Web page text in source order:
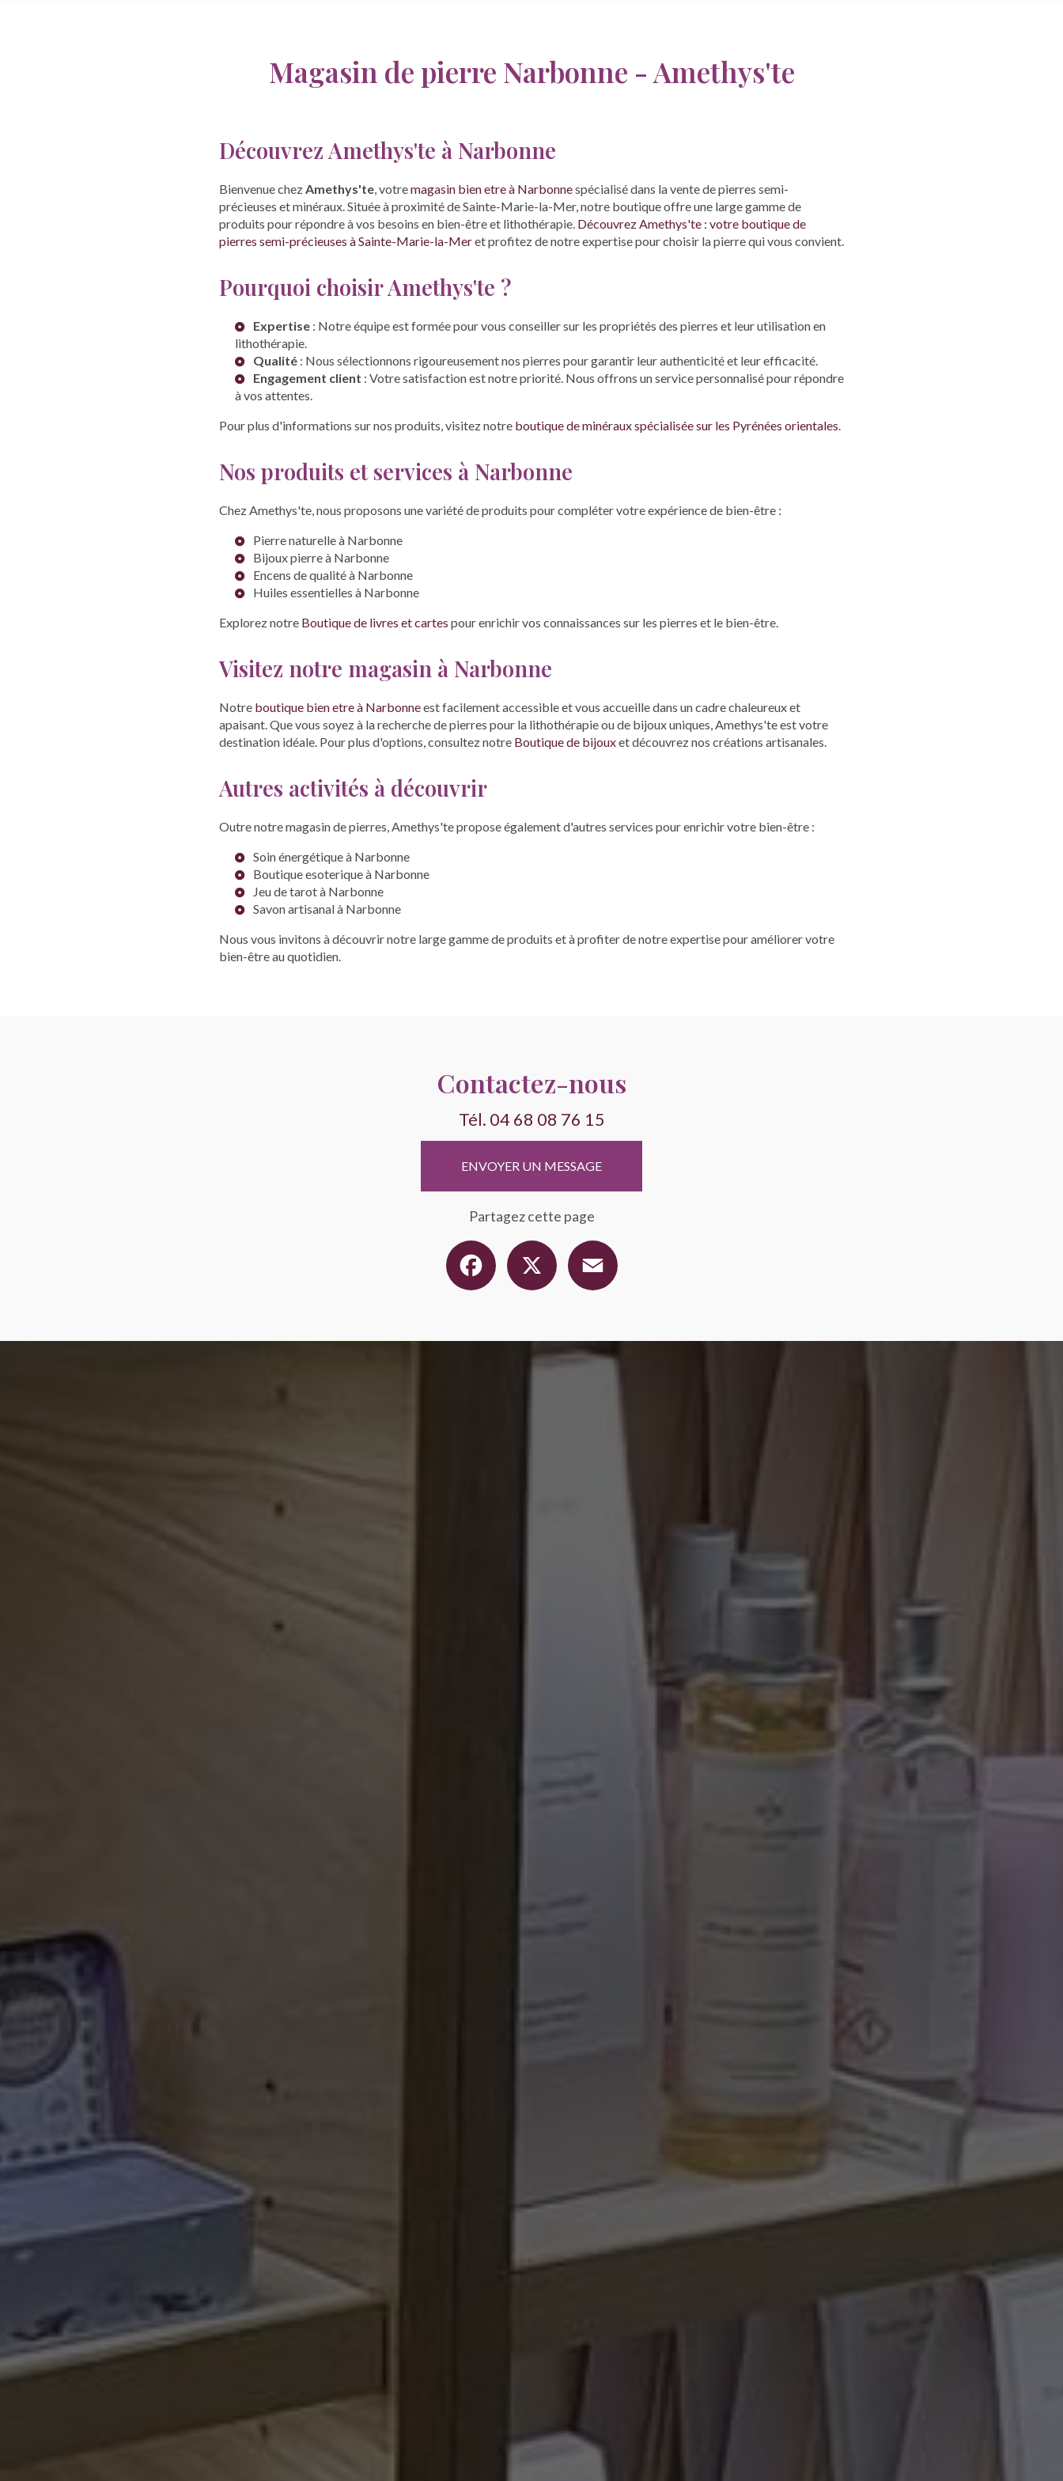
Magasin de pierre Narbonne - Amethys'te
Découvrez Amethys'te à Narbonne
Bienvenue chezAmethys'te, votremagasin bien etre à Narbonnespécialisé dans la vente de pierres semi-
précieuses et minéraux. Située à proximité de Sainte-Marie-la-Mer, notre boutique offre une large gamme de
produits pour répondre à vos besoins en bien-être et lithothérapie. Découvrez Amethys'te : votre boutique de
pierres semi-précieuses à Sainte-Marie-la-Meret profitez de notre expertise pour choisir la pierre qui vous convient.
Pourquoi choisir Amethys'te ?
Expertise : Notre équipe est formée pour vous conseiller sur les propriétés des pierres et leur utilisation en
lithothérapie.
Qualité : Nous sélectionnons rigoureusement nos pierres pour garantir leur authenticité et leur efficacité.
Engagement client : Votre satisfaction est notre priorité. Nous offrons un service personnalisé pour répondre
à vos attentes.
Pour plus d'informations sur nos produits, visitez notre boutique de minéraux spécialisée sur les Pyrénées orientales.
Nos produits et services à Narbonne
Chez Amethys'te, nous proposons une variété de produits pour compléter votre expérience de bien-être :
Pierre naturelle à Narbonne
Bijoux pierre à Narbonne
Encens de qualité à Narbonne
Huiles essentielles à Narbonne
Explorez notre Boutique de livres et cartes pour enrichir vos connaissances sur les pierres et le bien-être.
Visitez notre magasin à Narbonne
Notre boutique bien etre à Narbonneest facilement accessible et vous accueille dans un cadre chaleureux et
apaisant. Que vous soyez à la recherche de pierres pour la lithothérapie ou de bijoux uniques, Amethys'te est votre
destination idéale. Pour plus d'options, consultez notre Boutique de bijouxet découvrez nos créations artisanales.
Autres activités à découvrir
Outre notre magasin de pierres, Amethys'te propose également d'autres services pour enrichir votre bien-être :
Soin énergétique à Narbonne
Boutique esoterique à Narbonne
Jeu de tarot à Narbonne
Savon artisanal à Narbonne
Nous vous invitons à découvrir notre large gamme de produits et à profiter de notre expertise pour améliorer votre
bien-être au quotidien.
Contactez-nous
Tél. 04 68 08 76 15
ENVOYER UN MESSAGE
Partagez cette page
Facebook